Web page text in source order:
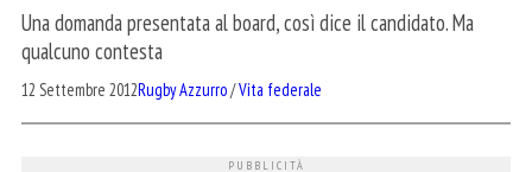
Una domanda presentata al board, così dice il candidato. Ma
qualcuno contesta
12 Settembre 2012Rugby Azzurro/Vita federale